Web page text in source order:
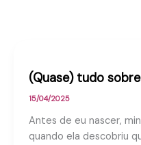
(Quase) tudo
15/04/2025
Antes de eu nascer,
quando ela descobriu